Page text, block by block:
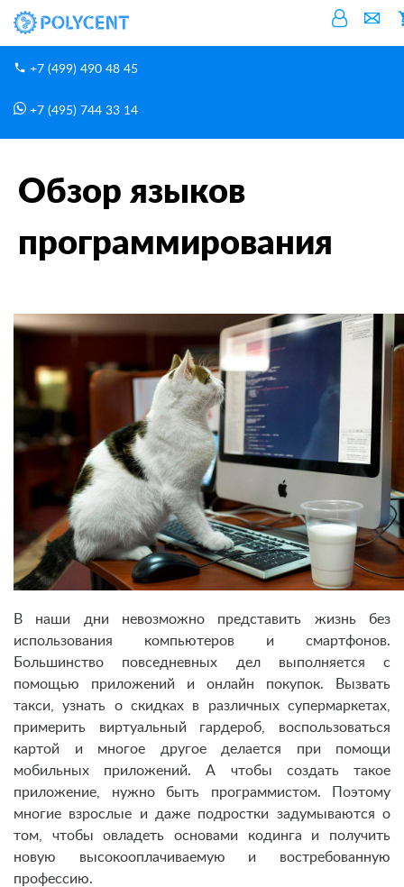
+7 (499) 490 48 45
+7 (495) 744 33 14
Обзор языков
программирования
В наши дни невозможно представить жизнь без
использования компьютеров и смартфонов.
Большинство повседневных дел выполняется с
помощью приложений и онлайн покупок. Вызвать
такси, узнать о скидках в различных супермаркетах,
примерить виртуальный гардероб, воспользоваться
картой и многое другое делается при помощи
мобильных приложений. А чтобы создать такое
приложение, нужно быть программистом. Поэтому
многие взрослые и даже подростки задумываются о
том, чтобы овладеть основами кодинга и получить
новую высокооплачиваемую и востребованную
профессию.